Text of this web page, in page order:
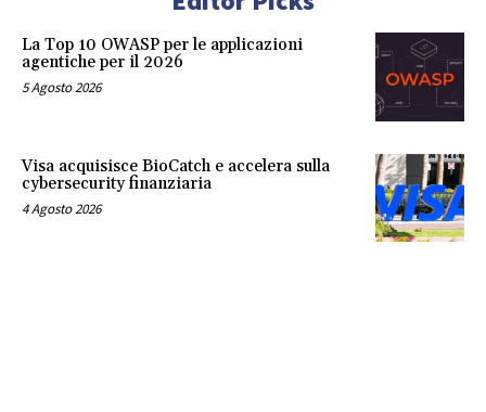
La Top 10 OWASP per le applicazioni
agentiche per il 2026
5 Agosto 2026
Visa acquisisce BioCatch e accelera sulla
cybersecurity finanziaria
4 Agosto 2026